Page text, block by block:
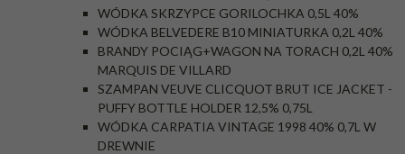
WÓDKA SKRZYPCE GORILOCHKA 0,5L 40%
WÓDKA BELVEDERE B10 MINIATURKA 0,2L 40%
BRANDY POCIĄG+WAGON NA TORACH 0,2L 40%
MARQUIS DE VILLARD
SZAMPAN VEUVE CLICQUOT BRUT ICE JACKET -
PUFFY BOTTLE HOLDER 12,5% 0,75L
WÓDKA CARPATIA VINTAGE 1998 40% 0,7L W
DREWNIE